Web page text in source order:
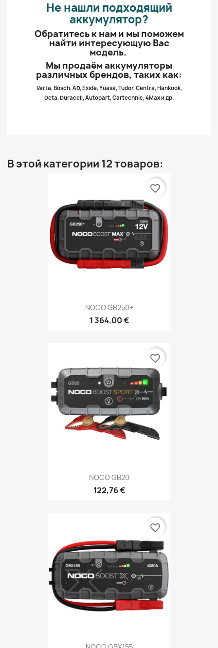
Не нашли подходящий
аккумулятор?
Обратитесь к нам и мы поможем
найти интересующую Вас
модель.
Мы продаём аккумуляторы
различных брендов, таких как:
Varta, Bosch, AD, Exide, Yuasa, Tudor, Centra, Hankook,
Deta, Duracell, Autopart, Cartechnic, 4Max и др.
В этой категории 12 товаров:
NOCO GB250+
1 364,00 €
favorite_border
NOCO GB20
122,76 €
favorite_border
favorite_border